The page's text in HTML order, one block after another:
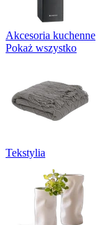
Akcesoria kuchenne
Pokaż wszystko
Tekstylia